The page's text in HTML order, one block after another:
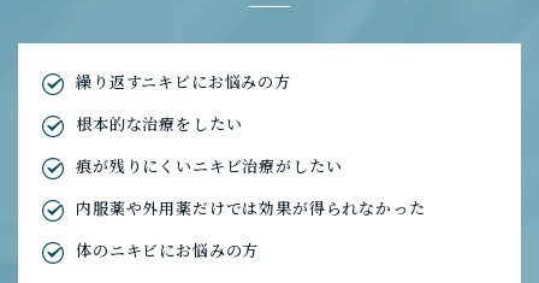
繰り返すニキビにお悩みの方
根本的な治療をしたい
痕が残りにくいニキビ治療がしたい
内服薬や外用薬だけでは効果が得られなかった
体のニキビにお悩みの方